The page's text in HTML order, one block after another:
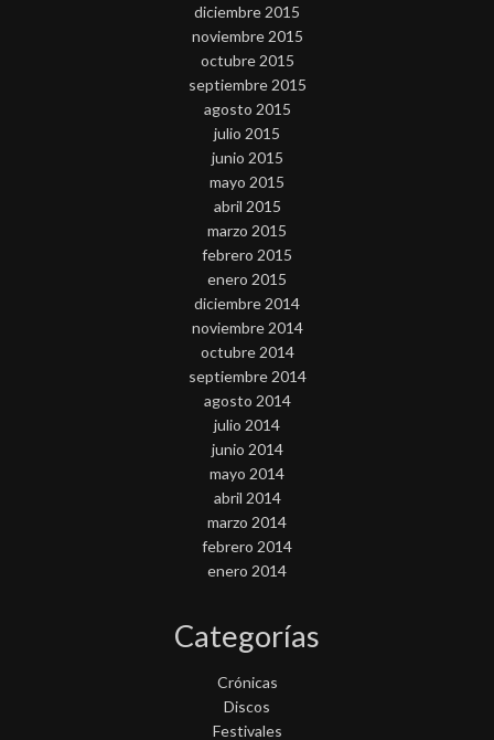
diciembre 2015
noviembre 2015
octubre 2015
septiembre 2015
agosto 2015
julio 2015
junio 2015
mayo 2015
abril 2015
marzo 2015
febrero 2015
enero 2015
diciembre 2014
noviembre 2014
octubre 2014
septiembre 2014
agosto 2014
julio 2014
junio 2014
mayo 2014
abril 2014
marzo 2014
febrero 2014
enero 2014
Categorías
Crónicas
Discos
Festivales